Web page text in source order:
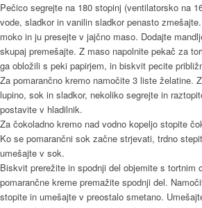
Pečico segrejte na 180 stopinj (ventilatorsko na
vode, sladkor in vanilin sladkor penasto
moko in ju presejte v jajčno maso. Dodajte
skupaj premešajte. Z maso napolnite pekač za
ga obložili s peki papirjem, in biskvit pecite
Za pomarančno kremo namočite 3 liste želatine.
lupino, sok in sladkor, nekoliko segrejte in
postavite v hladilnik.
Za čokoladno kremo nad vodno kopeljo stopite
Ko se pomarančni sok začne strjevati, trdno
umešajte v sok.
Biskvit prerežite in spodnji del objemite s tortnim
pomarančne kreme premažite spodnji del.
stopite in umešajte v preostalo smetano.